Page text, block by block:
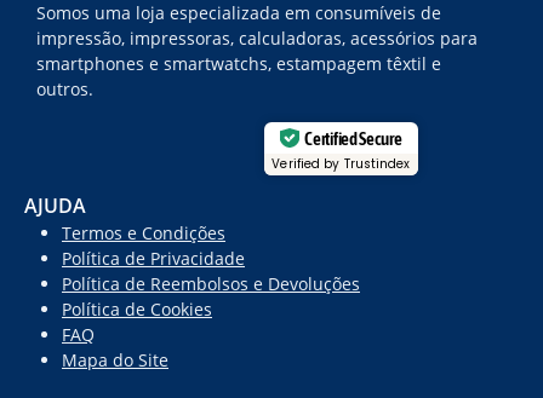
Somos uma loja especializada em consumíveis de
impressão, impressoras, calculadoras, acessórios para
smartphones e smartwatchs, estampagem têxtil e
outros.
Certified Secure
Verified by Trustindex
AJUDA
Termos e Condições
Política de Privacidade
Política de Reembolsos e Devoluções
Política de Cookies
FAQ
Mapa do Site